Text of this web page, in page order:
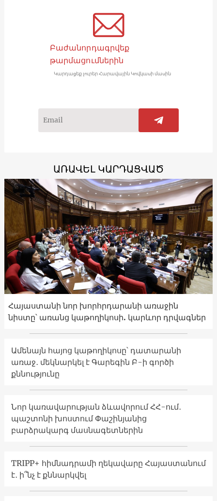
Բաժանորդագրվեք
թարմացումներին
Կարդացեք լուրեր Հարավային Կովկասի մասին
ԱՌԱՎԵԼ ԿԱՐԴԱՑՎԱԾ
Հայաստանի նոր խորհրդարանի առաջին
նիստը՝ առանց կաթողիկոսի. կարևոր դրվագներ
Ամենայն հայոց կաթողիկոսը՝ դատարանի
առաջ․ մեկնարկել է Գարեգին Բ-ի գործի
քննությունը
Նոր կառավարության ձևավորում ՀՀ-ում․
պաշտոնի խոստում Փաշինյանից
բարձրակարգ մասնագետներին
TRIPP+ հիմնադրամի ղեկավարը Հայաստանում
է․ ի՞նչ է քննարկվել